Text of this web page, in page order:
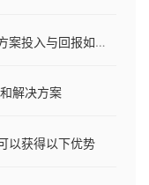
升级成人智能情趣用品：现成主板芯片方案投入与回报如何平衡
解决方案
以获得以下优势